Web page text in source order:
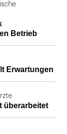
Betrieb
Erwartungen
überarbeitet